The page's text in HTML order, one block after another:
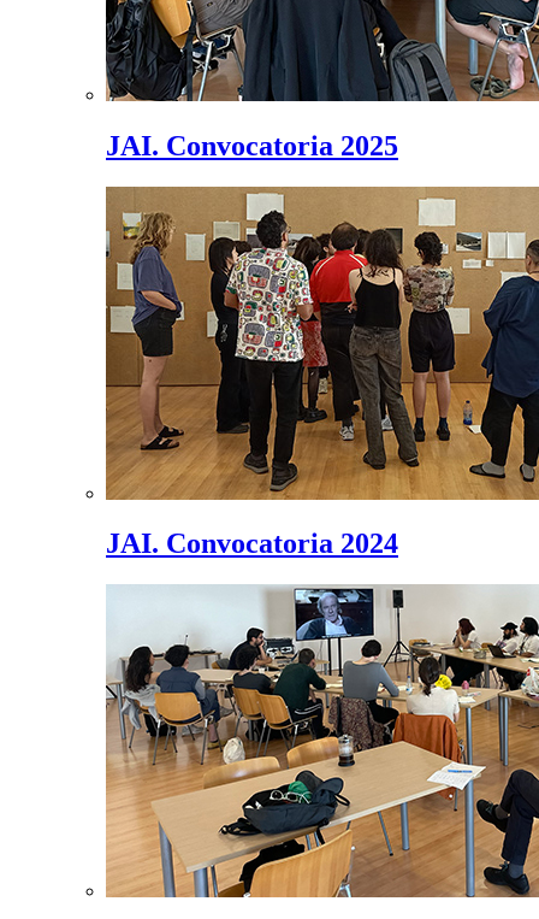
JAI. Convocatoria 2025
JAI. Convocatoria 2024